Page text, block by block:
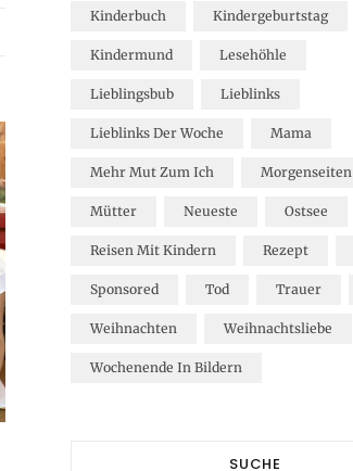
Kinderbuch Kindergeburtstag
Kindermund Lesehöhle
Lieblingsbub Lieblinks
Lieblinks Der Woche Mama
Mehr Mut Zum Ich Morgenseiten
Mütter Neueste Ostsee
Reisen Mit Kindern Rezept
Sponsored Tod Trauer
Weihnachten Weihnachtsliebe
Wochenende In Bildern
SUCHE